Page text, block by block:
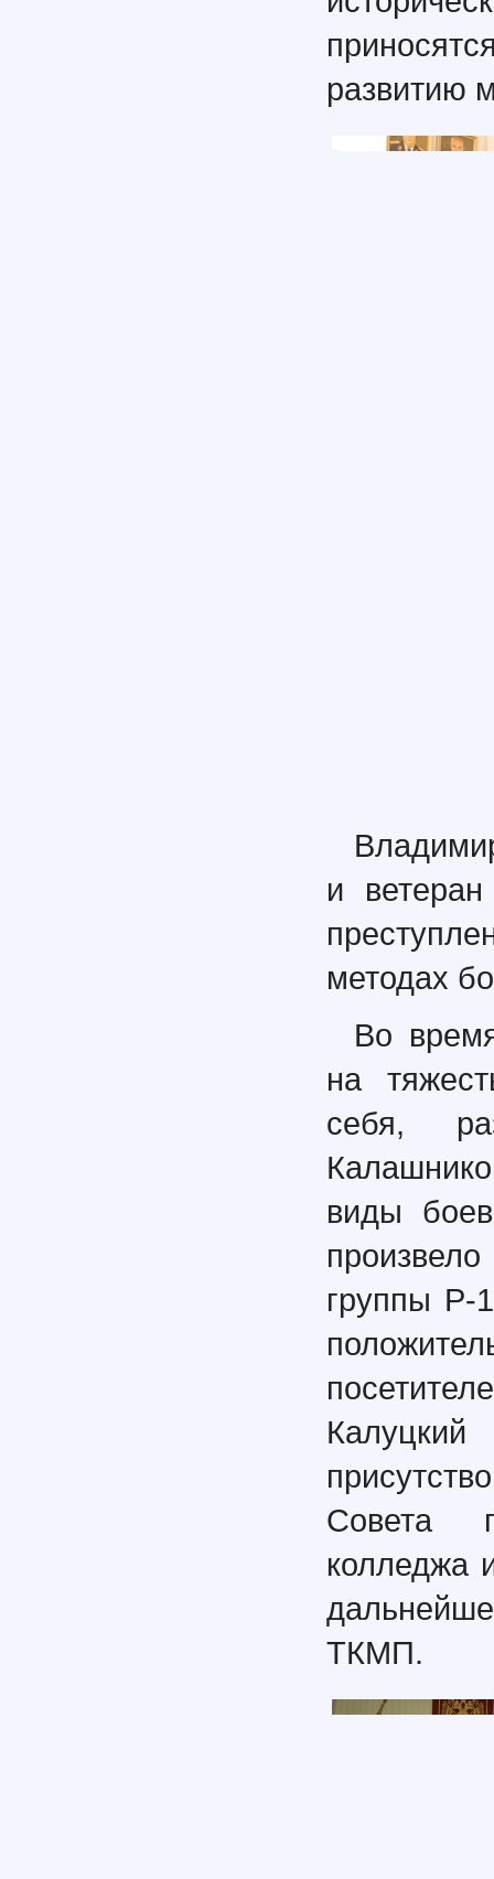
развитию
и
методах
Во
на
себя,
виды
группы Р-
Совета
колледжа
ТКМП.